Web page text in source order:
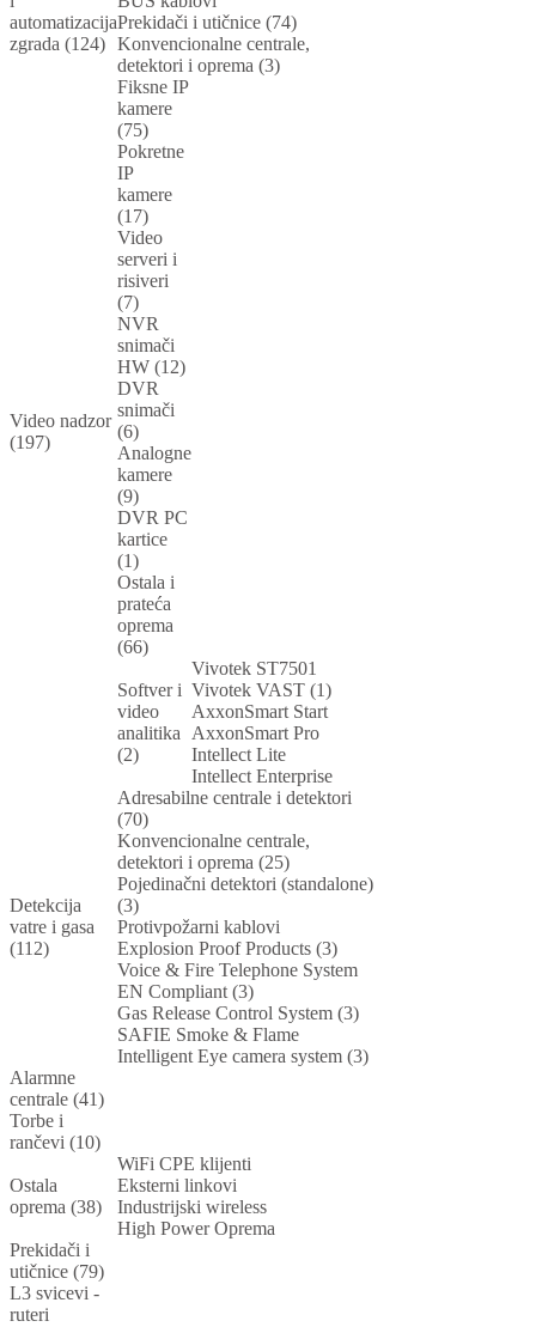
automatizacija
zgrada (124)
Prekidači i utičnice (74)
Konvencionalne centrale,
detektori i oprema (3)
Video nadzor
(197)
Fiksne IP
kamere
(75)
Pokretne
IP
kamere
(17)
Video
serveri i
risiveri
(7)
NVR
snimači
HW (12)
DVR
snimači
(6)
Analogne
kamere
(9)
DVR PC
kartice
(1)
Ostala i
prateća
oprema
(66)
Softver i
video
analitika
(2)
Vivotek ST7501
Vivotek VAST (1)
AxxonSmart Start
AxxonSmart Pro
Intellect Lite
Intellect Enterprise
Detekcija
vatre i gasa
(112)
Adresabilne centrale i detektori
(70)
Konvencionalne centrale,
detektori i oprema (25)
Pojedinačni detektori (standalone)
(3)
Protivpožarni kablovi
Explosion Proof Products (3)
Voice & Fire Telephone System
EN Compliant (3)
Gas Release Control System (3)
SAFIE Smoke & Flame
Intelligent Eye camera system (3)
Alarmne
centrale (41)
Torbe i
rančevi (10)
Ostala
oprema (38)
WiFi CPE klijenti
Eksterni linkovi
Industrijski wireless
High Power Oprema
Prekidači i
utičnice (79)
L3 svicevi -
ruteri